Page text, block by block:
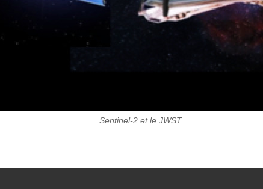
Sentinel-2 et le JWST